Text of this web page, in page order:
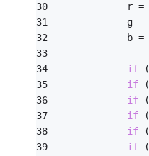
r =
g =
b =
if
if
if
if
if
if